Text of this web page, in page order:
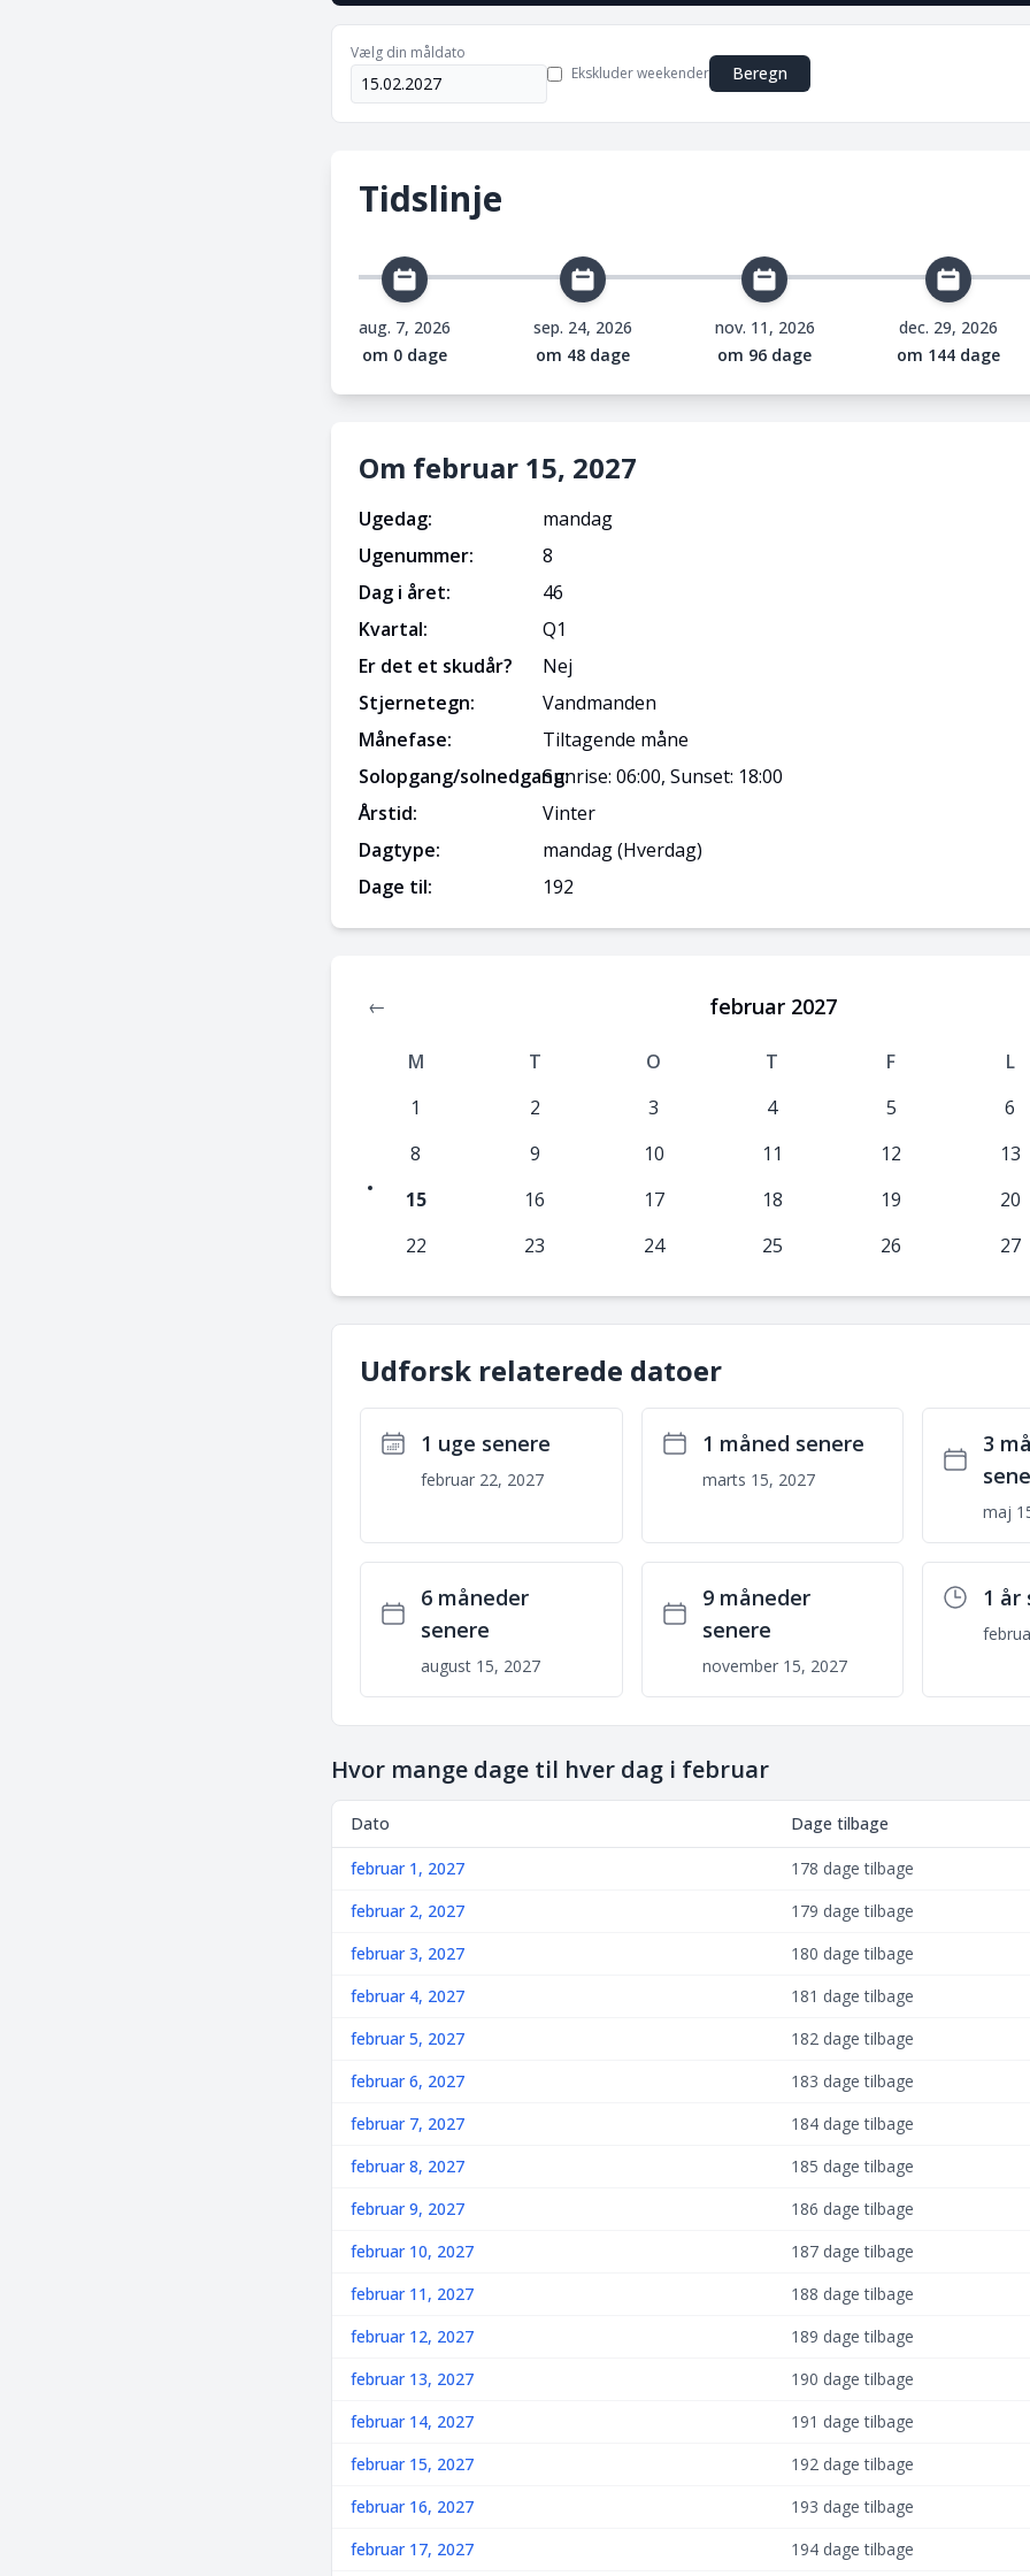
Vælg din måldato
Ekskluder weekender
Beregn
Tidslinje
aug. 7, 2026
om 0 dage
sep. 24, 2026
om 48 dage
nov. 11, 2026
om 96 dage
dec. 29, 2026
om 144 dage
Om februar 15, 2027
Ugedag:
mandag
Ugenummer:
8
Dag i året:
46
Kvartal:
Q1
Er det et skudår?
Nej
Stjernetegn:
Vandmanden
Månefase:
Tiltagende måne
Solopgang/solnedgang:Sunrise: 06:00, Sunset: 18:00
Årstid:
Vinter
Dagtype:
mandag(Hverdag)
Dage til:
192
← februar 2027
M T O T F
L
1
2 3 4 5
6
8
9 10 11 12
13
15
16 17 18 19
20
22
23 24 25 26 27
Udforsk relaterede datoer
1 uge senere
februar 22, 2027
1 måned senere
marts 15, 2027
3
maj
6 måneder
senere
august 15, 2027
9 måneder
senere
november 15, 2027
1 år
Hvor mange dage til hver dag i februar
Dato Dage tilbage
februar 1, 2027
178 dage tilbage
februar 2, 2027
179 dage tilbage
februar 3, 2027
180 dage tilbage
februar 4, 2027
181 dage tilbage
februar 5, 2027
182 dage tilbage
februar 6, 2027
183 dage tilbage
februar 7, 2027
184 dage tilbage
februar 8, 2027
185 dage tilbage
februar 9, 2027
186 dage tilbage
februar 10, 2027
187 dage tilbage
februar 11, 2027
188 dage tilbage
februar 12, 2027
189 dage tilbage
februar 13, 2027
190 dage tilbage
februar 14, 2027
191 dage tilbage
februar 15, 2027
192 dage tilbage
februar 16, 2027
193 dage tilbage
februar 17, 2027
194 dage tilbage